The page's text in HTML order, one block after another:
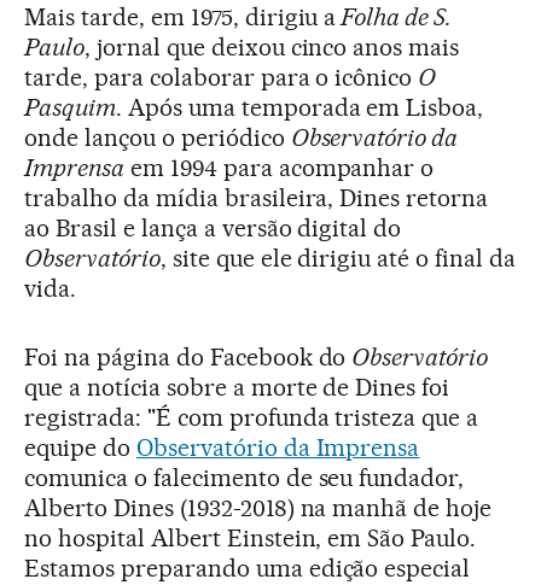
Mais tarde, em 1975, dirigiu a Folha de S.
Paulo, jornal que deixou cinco anos mais
tarde, para colaborar para o icônico O
Pasquim. Após uma temporada em Lisboa,
onde lançou o periódico Observatório da
Imprensa em 1994 para acompanhar o
trabalho da mídia brasileira, Dines retorna
ao Brasil e lança a versão digital do
Observatório, site que ele dirigiu até o final da
vida.
Foi na página do Facebook do Observatório
que a notícia sobre a morte de Dines foi
registrada: "É com profunda tristeza que a
equipe do Observatório da Imprensa
comunica o falecimento de seu fundador,
Alberto Dines (1932-2018) na manhã de hoje
no hospital Albert Einstein, em São Paulo.
Estamos preparando uma edição especial